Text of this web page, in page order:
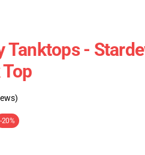
Tanktops -
-20%